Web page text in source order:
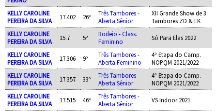
KELLY CAROLINE
PEREIRA DA SILVA
17.402 26º
Três Tambores -
Aberta Sênior
XII Grande Show de 3
Tambores ZD & EK
KELLY CAROLINE
PEREIRA DA SILVA
15.7 5º
Rodeio - Class.
Feminino
Só Para Elas 2022
KELLY CAROLINE
PEREIRA DA SILVA
17.306 9º
Três Tambores -
Aberta Feminino
4ª Etapa do Camp.
NOPQM 2021/2022
KELLY CAROLINE
PEREIRA DA SILVA
17.357 33º
Três Tambores -
Aberta Sênior
4ª Etapa do Camp.
NOPQM 2021/2022
KELLY CAROLINE
PEREIRA DA SILVA
17.515 46º
Três Tambores -
Aberta Sênior
VS Indoor 2021